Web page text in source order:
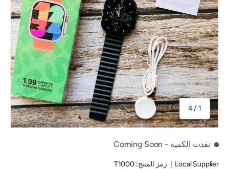
1
/من
4
نفدت الكمية - Coming Soon
Local Supplier رمز المنتج: T1000